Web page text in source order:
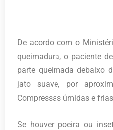
De acordo com o
queimadura, o paciente
parte queimada debaixo
jato suave, por
Compressas úmidas e
Se houver poeira ou